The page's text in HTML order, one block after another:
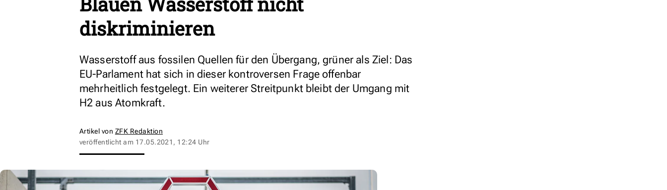
diskriminieren
Wasserstoff aus fossilen Quellen für den Übergang, grüner als Ziel: Das
EU-Parlament hat sich in dieser kontroversen Frage offenbar
mehrheitlich festgelegt. Ein weiterer Streitpunkt bleibt der Umgang mit
H2 aus Atomkraft.
Artikel von ZFK Redaktion
veröffentlicht am 17.05.2021, 12:24 Uhr